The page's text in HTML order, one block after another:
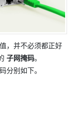
，并不必须都正好
子网掩码。
分别如下。